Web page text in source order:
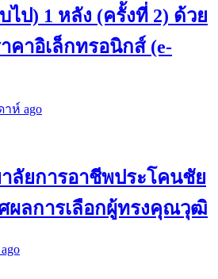
ป) 1 หลัง (ครั้งที่ 2) ด้วย
คาอิเล็กทรอนิกส์ (e-
าห์ ago
ลัยการอาชีพประโคนชัย
ศผลการเลือกผู้ทรงคุณวุฒิ